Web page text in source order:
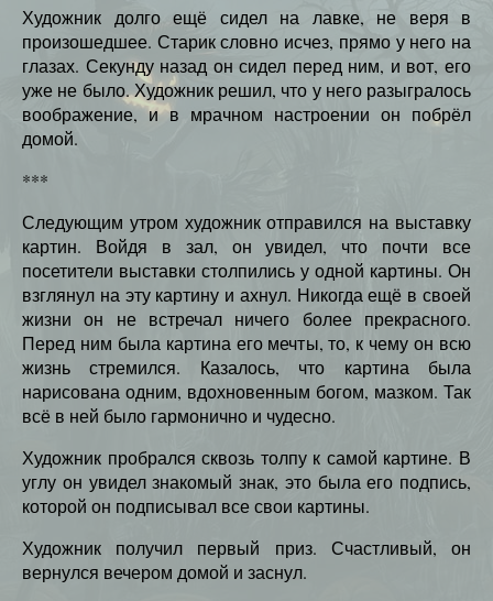
Художник долго ещё сидел на лавке, не веря в
произошедшее. Старик словно исчез, прямо у него на
глазах. Секунду назад он сидел перед ним, и вот, его
уже не было. Художник решил, что у него разыгралось
воображение, и в мрачном настроении он побрёл
домой.
***
Следующим утром художник отправился на выставку
картин. Войдя в зал, он увидел, что почти все
посетители выставки столпились у одной картины. Он
взглянул на эту картину и ахнул. Никогда ещё в своей
жизни он не встречал ничего более прекрасного.
Перед ним была картина его мечты, то, к чему он всю
жизнь стремился. Казалось, что картина была
нарисована одним, вдохновенным богом, мазком. Так
всё в ней было гармонично и чудесно.
Художник пробрался сквозь толпу к самой картине. В
углу он увидел знакомый знак, это была его подпись,
которой он подписывал все свои картины.
Художник получил первый приз. Счастливый, он
вернулся вечером домой и заснул.